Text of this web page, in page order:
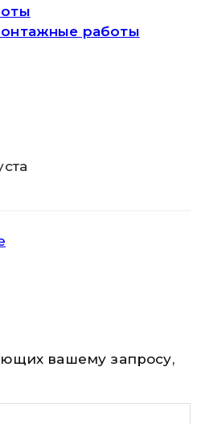
работы
вашему запросу,